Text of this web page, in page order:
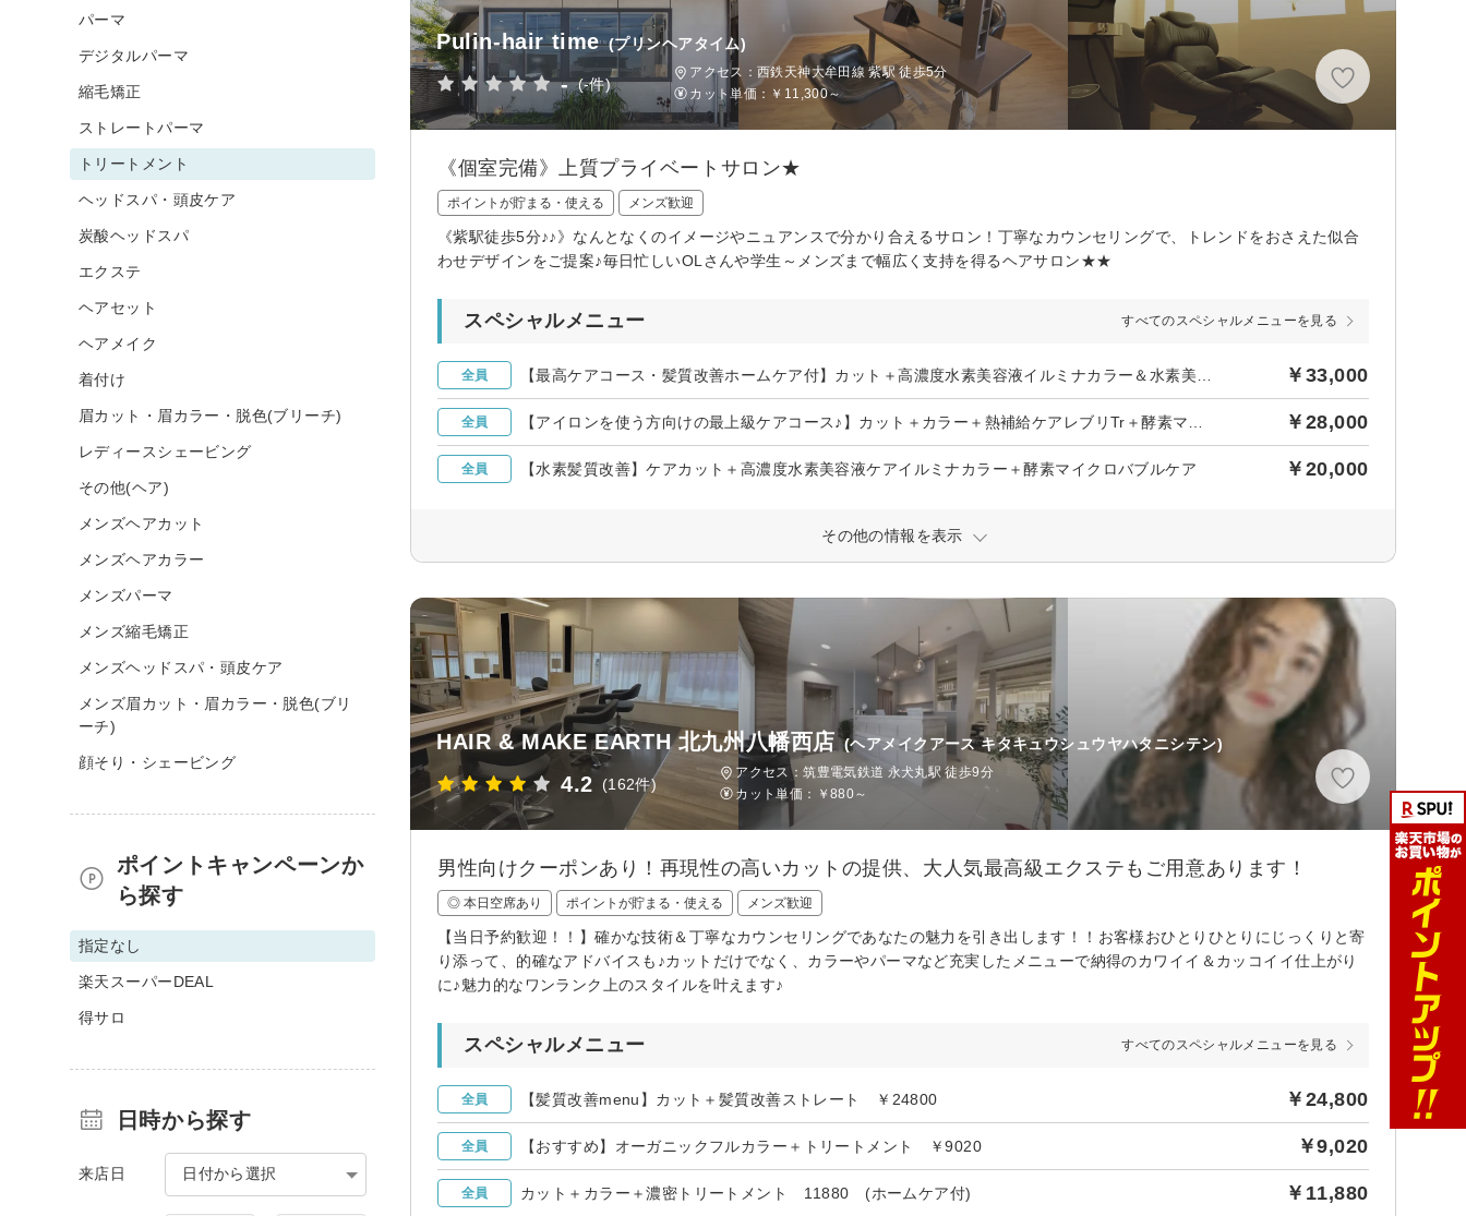
Pulin-hair time (プリンヘアタイム)
- (-件)
アクセス：西鉄天神大牟田線 紫駅 徒歩5分
カット単価： ￥11,300～
《個室完備》上質プライベートサロン★
ポイントが貯まる・使える メンズ歓迎
《紫駅徒歩5分♪♪》なんとなくのイメージやニュアンスで分かり合えるサロン！丁寧なカウンセリングで、トレンドをおさえた似合
わせデザインをご提案♪毎日忙しいOLさんや学生～メンズまで幅広く支持を得るヘアサロン★★
スペシャルメニュー すべてのスペシャルメニューを見る
全員 ￥33,000
全員 ￥28,000
全員 【水素髪質改善】ケアカット＋高濃度水素美容液ケアイルミナカラー＋酵素マイクロバブルケア ￥20,000
その他の情報を表示
HAIR & MAKE EARTH 北九州八幡西店 (ヘアメイクアース キタキュウシュウヤハタニシテン)
4.2 (162件)
アクセス：筑豊電気鉄道 永犬丸駅 徒歩9分
カット単価：
￥880～
男性向けクーポンあり！再現性の高いカットの提供、大人気最高級エクステもご用意あります！
◎ 本日空席あり ポイントが貯まる・使える メンズ歓迎
【当日予約歓迎！！】確かな技術＆丁寧なカウンセリングであなたの魅力を引き出します！！お客様おひとりひとりにじっくりと寄
り添って、的確なアドバイスも♪カットだけでなく、カラーやパーマなど充実したメニューで納得のカワイイ＆カッコイイ仕上がり
に♪魅力的なワンランク上のスタイルを叶えます♪
スペシャルメニュー すべてのスペシャルメニューを見る
全員 【髪質改善menu】カット＋髪質改善ストレート ￥24800 ￥24,800
全員 【おすすめ】オーガニックフルカラー＋トリートメント ￥9020 ￥9,020
全員 カット＋カラー＋濃密トリートメント 11880 (ホームケア付) ￥11,880
パーマ
デジタルパーマ
縮毛矯正
ストレートパーマ
トリートメント
ヘッドスパ・頭皮ケア
炭酸ヘッドスパ
エクステ
ヘアセット
ヘアメイク
着付け
眉カット・眉カラー・脱色(ブリーチ)
レディースシェービング
その他(ヘア)
メンズヘアカット
メンズヘアカラー
メンズパーマ
メンズ縮毛矯正
メンズヘッドスパ・頭皮ケア
メンズ眉カット・眉カラー・脱色(ブリ
ーチ)
顔そり・シェービング
ポイントキャンペーンか
ら探す
指定なし
楽天スーパーDEAL
得サロ
日時から探す
来店日 日付から選択